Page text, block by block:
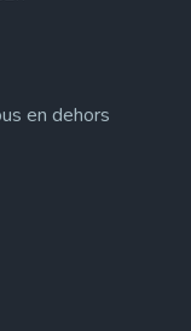
en dehors